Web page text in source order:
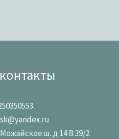
ш. д 14 В 39/2